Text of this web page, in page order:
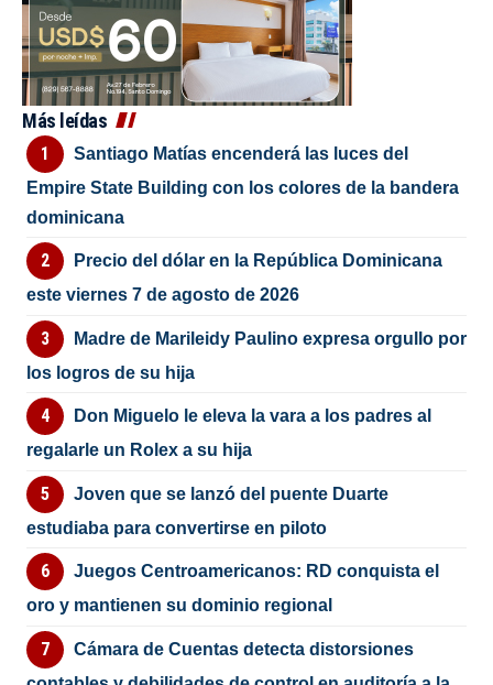
Más leídas
Santiago Matías encenderá las luces del
Empire State Building con los colores de la bandera
dominicana
Precio del dólar en la República Dominicana
este viernes 7 de agosto de 2026
Madre de Marileidy Paulino expresa orgullo por
los logros de su hija
Don Miguelo le eleva la vara a los padres al
regalarle un Rolex a su hija
Joven que se lanzó del puente Duarte
estudiaba para convertirse en piloto
Juegos Centroamericanos: RD conquista el
oro y mantienen su dominio regional
Cámara de Cuentas detecta distorsiones